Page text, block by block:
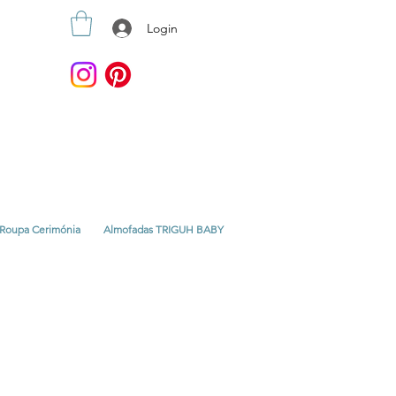
Login
Roupa Cerimónia Almofadas TRIGUH BABY